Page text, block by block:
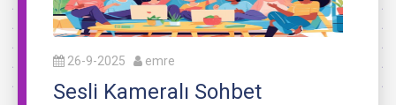
26-9-2025 emre
Sesli Kameralı Sohbet